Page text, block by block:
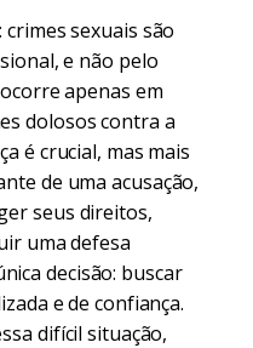
sexuais são
e não pelo
apenas em
dolosos contra a
é crucial, mas mais
de uma acusação,
seus direitos,
uma defesa
decisão: buscar
e de confiança.
difícil situação,